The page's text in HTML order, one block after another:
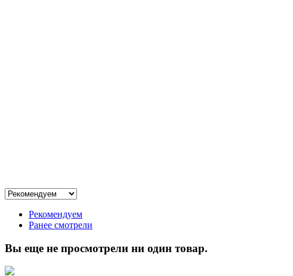
Рекомендуем
Ранее смотрели
Вы еще не просмотрели ни один товар.